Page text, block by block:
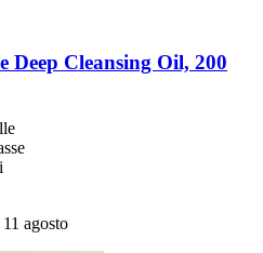
Deep Cleansing Oil, 200
agosto